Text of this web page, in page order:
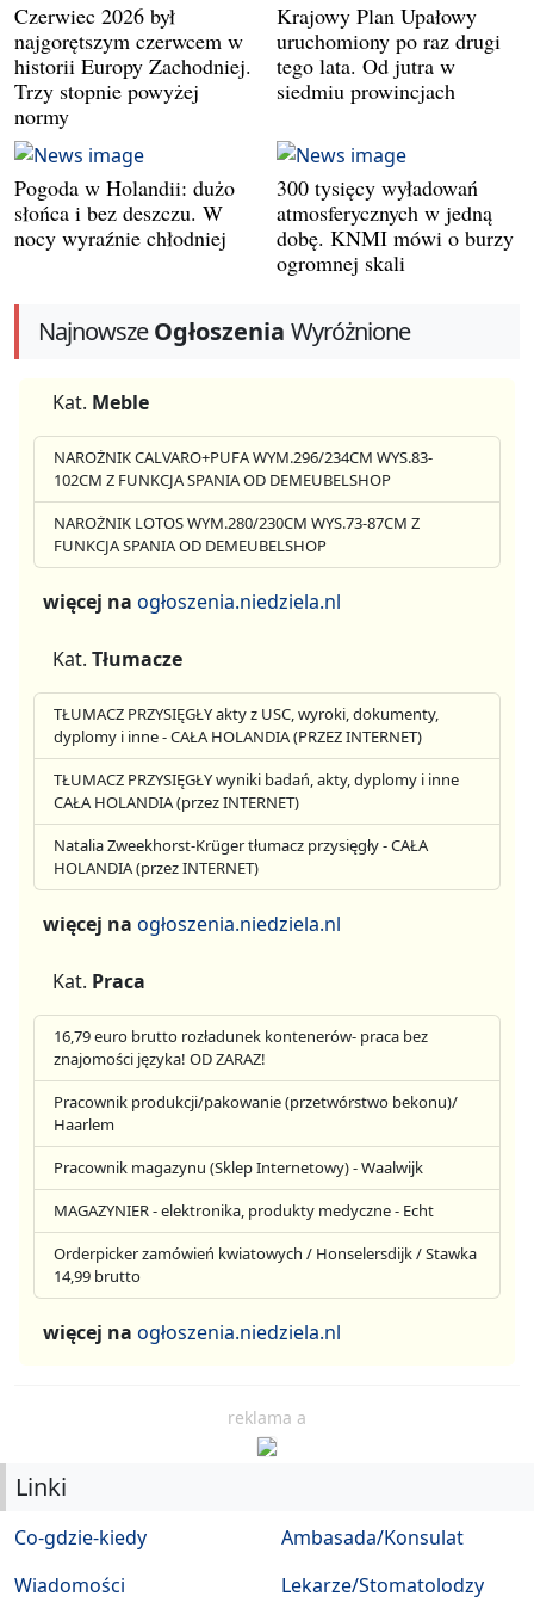
Czerwiec 2026 był
najgorętszym czerwcem w
historii Europy Zachodniej.
Trzy stopnie powyżej
normy
Krajowy Plan Upałowy
uruchomiony po raz drugi
tego lata. Od jutra w
siedmiu prowincjach
Pogoda w Holandii: dużo
słońca i bez deszczu. W
nocy wyraźnie chłodniej
300 tysięcy wyładowań
atmosferycznych w jedną
dobę. KNMI mówi o burzy
ogromnej skali
NajnowszeOgłoszenia Wyróżnione
Kat. Meble
NAROŻNIK CALVARO+PUFA WYM.296/234CM WYS.83-
102CM Z FUNKCJA SPANIA OD DEMEUBELSHOP
NAROŻNIK LOTOS WYM.280/230CM WYS.73-87CM Z
FUNKCJA SPANIA OD DEMEUBELSHOP
więcej na ogłoszenia.niedziela.nl
Kat. Tłumacze
TŁUMACZ PRZYSIĘGŁY akty z USC, wyroki, dokumenty,
dyplomy i inne - CAŁA HOLANDIA (PRZEZ INTERNET)
TŁUMACZ PRZYSIĘGŁY wyniki badań, akty, dyplomy i inne
CAŁA HOLANDIA (przez INTERNET)
Natalia Zweekhorst-Krüger tłumacz przysięgły - CAŁA
HOLANDIA (przez INTERNET)
więcej na ogłoszenia.niedziela.nl
Kat. Praca
16,79 euro brutto rozładunek kontenerów- praca bez
znajomości języka! OD ZARAZ!
Pracownik produkcji/pakowanie (przetwórstwo bekonu)/
Haarlem
Pracownik magazynu (Sklep Internetowy) - Waalwijk
MAGAZYNIER - elektronika, produkty medyczne - Echt
Orderpicker zamówień kwiatowych / Honselersdijk / Stawka
14,99 brutto
więcej na ogłoszenia.niedziela.nl
reklama a
Linki
Co-gdzie-kiedy
Wiadomości
Ambasada/Konsulat
Lekarze/Stomatolodzy